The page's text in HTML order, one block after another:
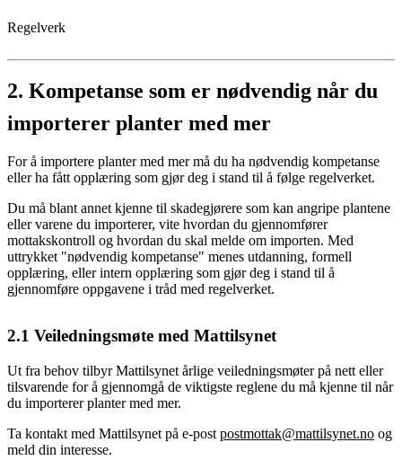
Regelverk
2. Kompetanse som er nødvendig når du
importerer planter med mer
For å importere planter med mer må du ha nødvendig kompetanse
eller ha fått opplæring som gjør deg i stand til å følge regelverket.
Du må blant annet kjenne til skadegjørere som kan angripe plantene
eller varene du importerer, vite hvordan du gjennomfører
mottakskontroll og hvordan du skal melde om importen. Med
uttrykket "nødvendig kompetanse" menes utdanning, formell
opplæring, eller intern opplæring som gjør deg i stand til å
gjennomføre oppgavene i tråd med regelverket.
2.1 Veiledningsmøte med Mattilsynet
Ut fra behov tilbyr Mattilsynet årlige veiledningsmøter på nett eller
tilsvarende for å gjennomgå de viktigste reglene du må kjenne til når
du importerer planter med mer.
Ta kontakt med Mattilsynet på e-post postmottak@mattilsynet.no og
meld din interesse.